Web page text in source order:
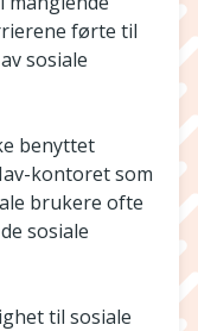
førte til
sosiale
benyttet
kontoret som
brukere ofte
sosiale
til sosiale